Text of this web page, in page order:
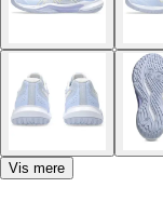
Vis mere